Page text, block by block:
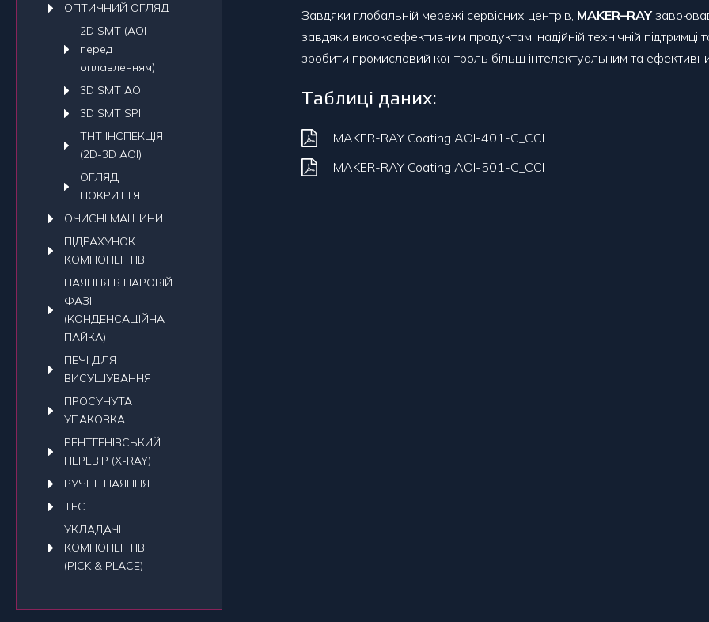
ОПТИЧНИЙ ОГЛЯД
2D SMT (AOI
перед
оплавленням)
3D SMT AOI
3D SMT SPI
THT ІНСПЕКЦІЯ
(2D-3D AOI)
ОГЛЯД
ПОКРИТТЯ
ОЧИСНI МАШИНИ
ПIДРАХУНОК
КОМПОНЕНТIВ
ПАЯННЯ В ПАРОВІЙ
ФАЗІ
(КОНДЕНСАЦІЙНА
ПАЙКА)
ПЕЧI ДЛЯ
ВИСУШУВАННЯ
ПРОСУНУТА
УПАКОВКА
РЕНТГЕНІВСЬКИЙ
ПЕРЕВІР (X-RAY)
РУЧНЕ ПАЯННЯ
ТЕСТ
УКЛАДАЧI
КОМПОНЕНТІВ
(PICK & PLACE)
Завдяки глобальній мережі сервісних центрів, MAKER–RAY
завдяки високоефективним продуктам, надійній технічній підтримці та
зробити промисловий контроль більш інтелектуальним та
Таблиці даних:
MAKER-RAY Coating AOI-401-C_CCI
MAKER-RAY Coating AOI-501-C_CCI